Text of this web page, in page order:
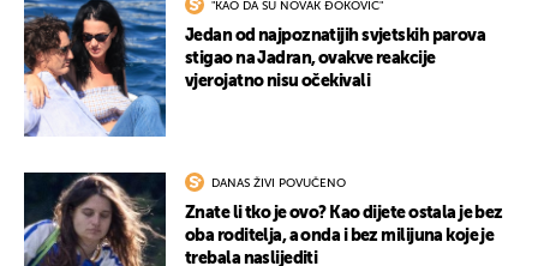
"KAO DA SU NOVAK ĐOKOVIĆ"
Jedan od najpoznatijih svjetskih parova
stigao na Jadran, ovakve reakcije
vjerojatno nisu očekivali
DANAS ŽIVI POVUČENO
Znate li tko je ovo? Kao dijete ostala je bez
oba roditelja, a onda i bez milijuna koje je
trebala naslijediti